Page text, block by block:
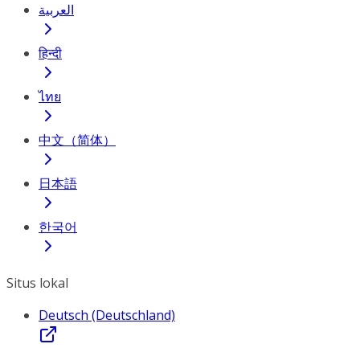
العربية
हिन्दी
ไทย
中文（简体）
日本語
한국어
Situs lokal
Deutsch (Deutschland)